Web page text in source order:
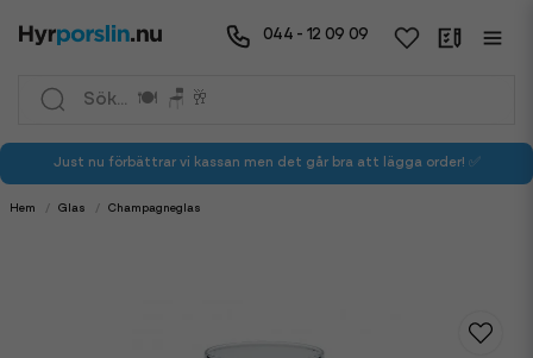
044 - 12 09 09
Just nu förbättrar vi kassan men det går bra att lägga order! ✅
Hem Glas Champagneglas